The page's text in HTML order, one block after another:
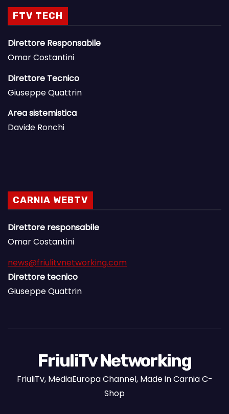
FTV TECH
Direttore Responsabile
Omar Costantini
Direttore Tecnico
Giuseppe Quattrin
Area sistemistica
Davide Ronchi
CARNIA WEBTV
Direttore responsabile
Omar Costantini
news@friulitvnetworking.com
Direttore tecnico
Giuseppe Quattrin
FriuliTv Networking
FriuliTv, MediaEuropa Channel, Made in Carnia C-
Shop